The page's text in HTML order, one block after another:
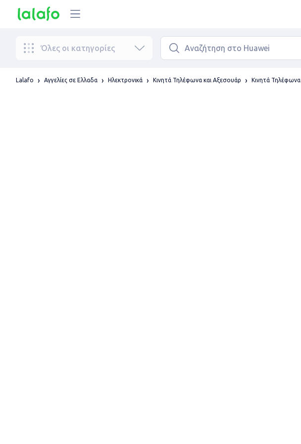
Όλες οι κατηγορίες
Lalafo Αγγελίες σε Ελλαδα Ηλεκτρονικά Κινητά Τηλέφωνα και Αξεσουάρ Κινητά Τηλέφωνα